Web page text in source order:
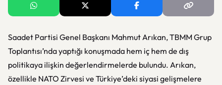
Saadet Partisi Genel Başkanı Mahmut Arıkan, TBMM Grup
Toplantısı’nda yaptığı konuşmada hem iç hem de dış
politikaya ilişkin değerlendirmelerde bulundu. Arıkan,
özellikle NATO Zirvesi ve Türkiye’deki siyasi gelişmelere